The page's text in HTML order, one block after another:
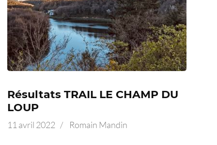
Résultats TRAIL LE CHAMP DU
LOUP
11 avril 2022 / Romain Mandin